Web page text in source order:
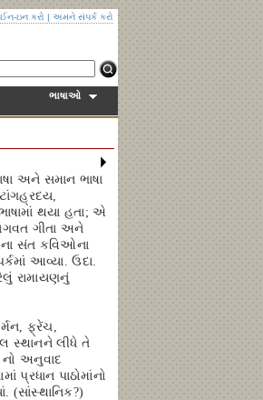
ઇન કરો | અમને સંપર્ક કરો
ભાષાઓ
અને સમાન ભાષા
થયા હતા; એ
ગીતા અને
સંત કવિઓના
આવ્યા. ઉદા.
રામાયણનું
ફ્રેંચ,
સ્થાનને લીધે તે
નો અનુવાદ
પ્રધાન પાઠોમાંનો
(સાંસ્થાનિક?)